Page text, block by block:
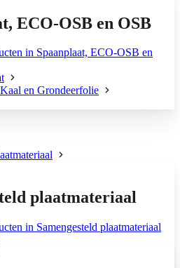
ECO-OSB en OSB
in Spaanplaat, ECO-OSB en
en Grondeerfolie
plaatmateriaal
in Samengesteld plaatmateriaal